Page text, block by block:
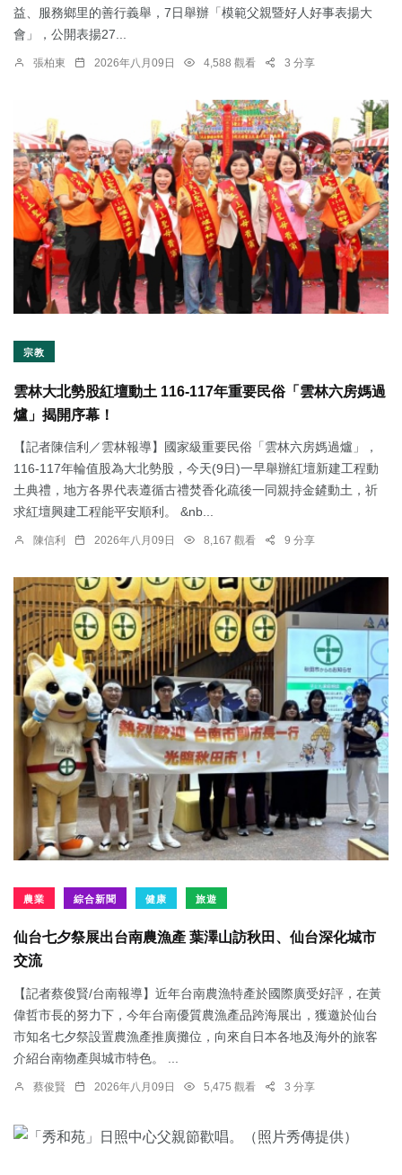
益、服務鄉里的善行義舉，7日舉辦「模範父親暨好人好事表揚大
會」，公開表揚27...
張柏東 2026年八月09日 4,588 觀看 3 分享
宗教
雲林大北勢股紅壇動土 116-117年重要民俗「雲林六房媽過
爐」揭開序幕！
【記者陳信利／雲林報導】國家級重要民俗「雲林六房媽過爐」，
116-117年輪值股為大北勢股，今天(9日)一早舉辦紅壇新建工程動
土典禮，地方各界代表遵循古禮焚香化疏後一同親持金鏟動土，祈
求紅壇興建工程能平安順利。 &nb...
陳信利 2026年八月09日 8,167 觀看 9 分享
農業 綜合新聞 健康 旅遊
仙台七夕祭展出台南農漁產 葉澤山訪秋田、仙台深化城市
交流
【記者蔡俊賢/台南報導】近年台南農漁特產於國際廣受好評，在黃
偉哲市長的努力下，今年台南優質農漁產品跨海展出，獲邀於仙台
市知名七夕祭設置農漁產推廣攤位，向來自日本各地及海外的旅客
介紹台南物產與城市特色。 ...
蔡俊賢 2026年八月09日 5,475 觀看 3 分享